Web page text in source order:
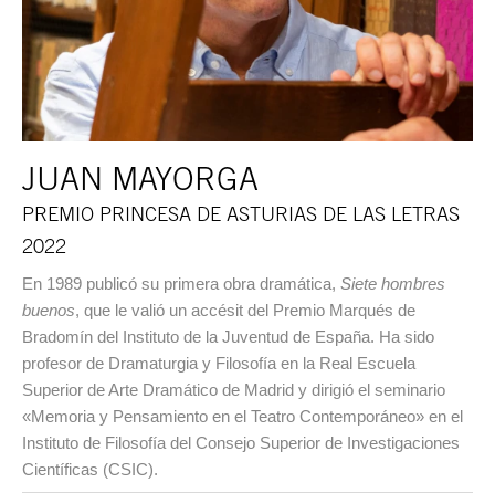
JUAN MAYORGA
PREMIO PRINCESA DE ASTURIAS DE LAS LETRAS
2022
En 1989 publicó su primera obra dramática, Siete hombres
buenos, que le valió un accésit del Premio Marqués de
Bradomín del Instituto de la Juventud de España. Ha sido
profesor de Dramaturgia y Filosofía en la Real Escuela
Superior de Arte Dramático de Madrid y dirigió el seminario
«Memoria y Pensamiento en el Teatro Contemporáneo» en el
Instituto de Filosofía del Consejo Superior de Investigaciones
Científicas (CSIC).